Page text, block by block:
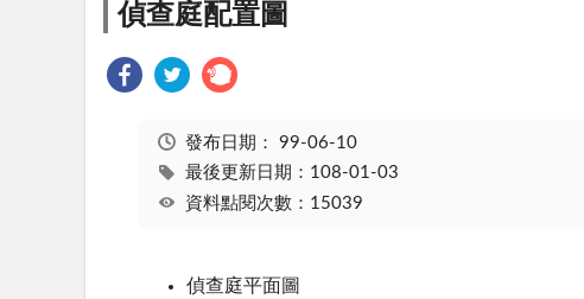
偵查庭配置圖
發布日期： 99-06-10
最後更新日期：108-01-03
資料點閱次數：15039
偵查庭平面圖